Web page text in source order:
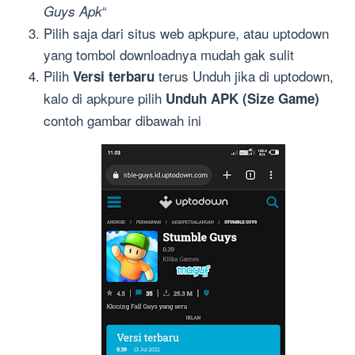
Guys Apk“
Pilih saja dari situs web apkpure, atau uptodown
yang tombol downloadnya mudah gak sulit
Pilih Versi terbaru terus Unduh jika di uptodown,
kalo di apkpure pilih Unduh APK (Size Game)
contoh gambar dibawah ini